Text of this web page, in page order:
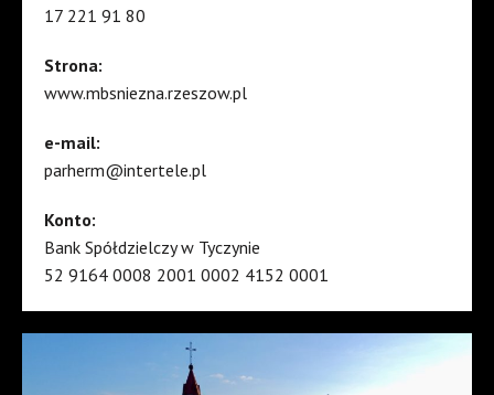
17 221 91 80
Strona:
www.mbsniezna.rzeszow.pl
e-mail:
parherm@intertele.pl
Konto:
Bank Spółdzielczy w Tyczynie
52 9164 0008 2001 0002 4152 0001